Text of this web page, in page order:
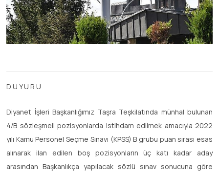
D U Y U R U
Diyanet İşleri Başkanlığımız Taşra Teşkilatında münhal bulunan
4/B sözleşmeli pozisyonlarda istihdam edilmek amacıyla 2022
yılı Kamu Personel Seçme Sınavı (KPSS) B grubu puan sırası esas
alınarak ilan edilen boş pozisyonların üç katı kadar aday
arasından Başkanlıkça yapılacak sözlü sınav sonucuna göre